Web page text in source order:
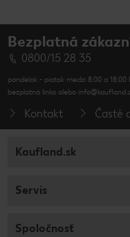
Bezplatná
0800/15 28 35
pondelok - piatok medzi 8:00 a 18:00
bezplatná linka alebo
Kontakt Časté
Kaufland.sk
Servis
Spoločnosť